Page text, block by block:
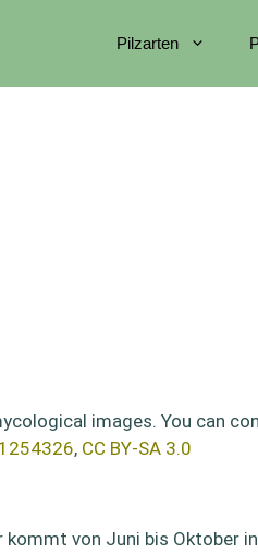
Pilzarten
images. You can
, CC BY-SA 3.0
von Juni bis Oktober